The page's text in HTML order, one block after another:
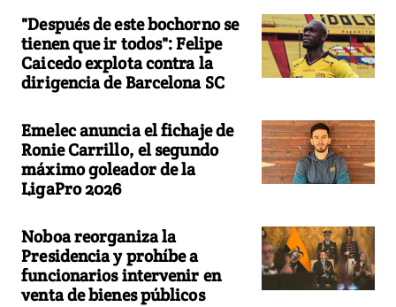
"Después de este bochorno se
tienen que ir todos": Felipe
Caicedo explota contra la
dirigencia de Barcelona SC
Emelec anuncia el fichaje de
Ronie Carrillo, el segundo
máximo goleador de la
LigaPro 2026
Noboa reorganiza la
Presidencia y prohíbe a
funcionarios intervenir en
venta de bienes públicos